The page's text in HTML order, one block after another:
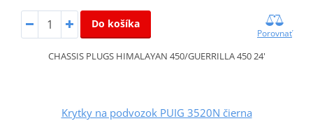
Do košíka
Porovnať
CHASSIS PLUGS HIMALAYAN 450/GUERRILLA 450 24'
Krytky na podvozok PUIG 3520N čierna